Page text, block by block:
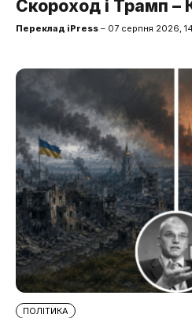
Скороход і Трамп –
Переклад iPress – 07 серпня 2026,
ПОЛІТИКА